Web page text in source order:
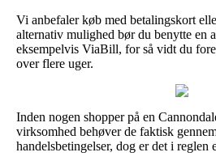
Vi anbefaler køb med betalingskort
alternativ mulighed bør du benytte en
eksempelvis ViaBill, for så vidt du
over flere uger.
Inden nogen shopper på en
virksomhed behøver de faktisk
handelsbetingelser, dog er det i reglen